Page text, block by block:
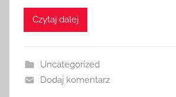
Czytaj dalej
Uncategorized
Dodaj komentarz